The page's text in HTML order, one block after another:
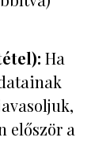
Ha
először a